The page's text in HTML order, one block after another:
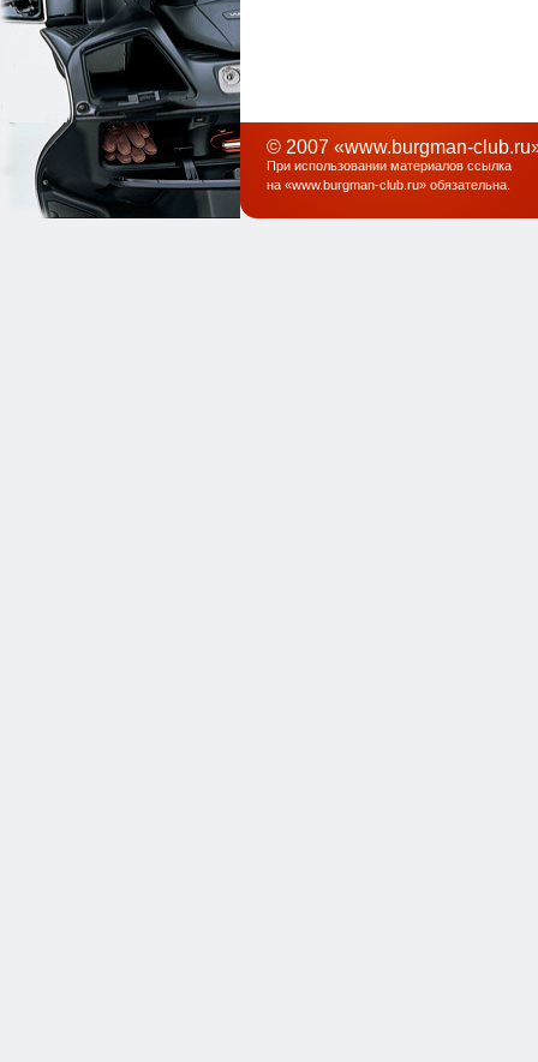
© 2007 «www.burgman-
При использовании материалов ссылка
на «www.burgman-club.ru» обязательна